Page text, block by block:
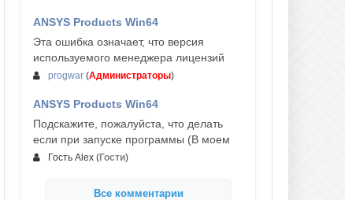
ANSYS Products Win64
Эта ошибка означает, что версия
используемого менеджера лицензий
progwar (Администраторы)
ANSYS Products Win64
Подскажите, пожалуйста, что делать
если при запуске программы (В моем
Гость Alex (Гости)
Все комментарии